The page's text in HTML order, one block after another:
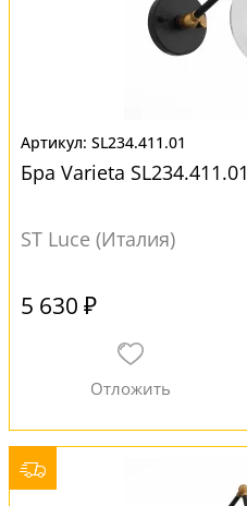
SL234.411.01
Бра Varieta SL234.411.01
ST Luce (Италия)
5 630 ₽